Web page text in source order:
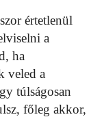
értetlenül
a
ha
veled a
túlságosan
főleg akkor,